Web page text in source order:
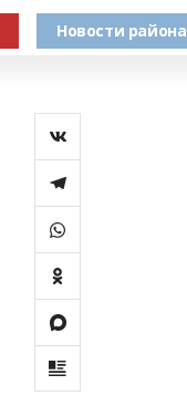
Новости района